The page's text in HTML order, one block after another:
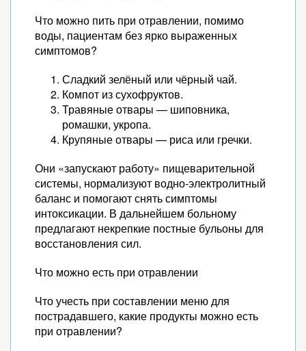
Что можно пить при отравлении, помимо
воды, пациентам без ярко выраженных
симптомов?
Сладкий зелёный или чёрный чай.
Компот из сухофруктов.
Травяные отвары — шиповника,
ромашки, укропа.
Крупяные отвары — риса или гречки.
Они «запускают работу» пищеварительной
системы, нормализуют водно-электролитный
баланс и помогают снять симптомы
интоксикации. В дальнейшем больному
предлагают некрепкие постные бульоны для
восстановления сил.
Что можно есть при отравлении
Что учесть при составлении меню для
пострадавшего, какие продукты можно есть
при отравлении?